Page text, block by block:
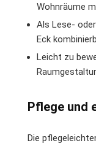
Wohnräume
Als Lese-
Eck
Leicht zu
Pflege und
Die